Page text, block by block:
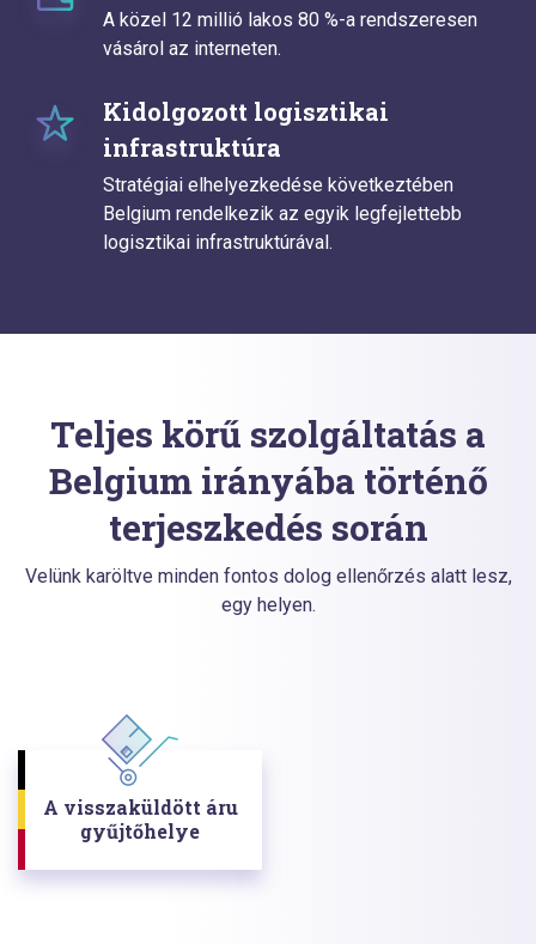
A közel 12 millió lakos 80 %-a rendszeresen
vásárol az interneten.
Kidolgozott logisztikai
infrastruktúra
Stratégiai elhelyezkedése következtében
Belgium rendelkezik az egyik legfejlettebb
logisztikai infrastruktúrával.
Teljes körű szolgáltatás a
Belgium irányába történő
terjeszkedés során
Velünk karöltve minden fontos dolog ellenőrzés alatt lesz,
egy helyen.
A visszaküldött áru
gyűjtőhelye